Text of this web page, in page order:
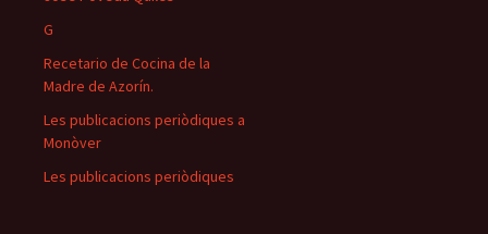
G
Recetario de Cocina de la
Madre de Azorín.
Les publicacions periòdiques a
Monòver
Les publicacions periòdiques